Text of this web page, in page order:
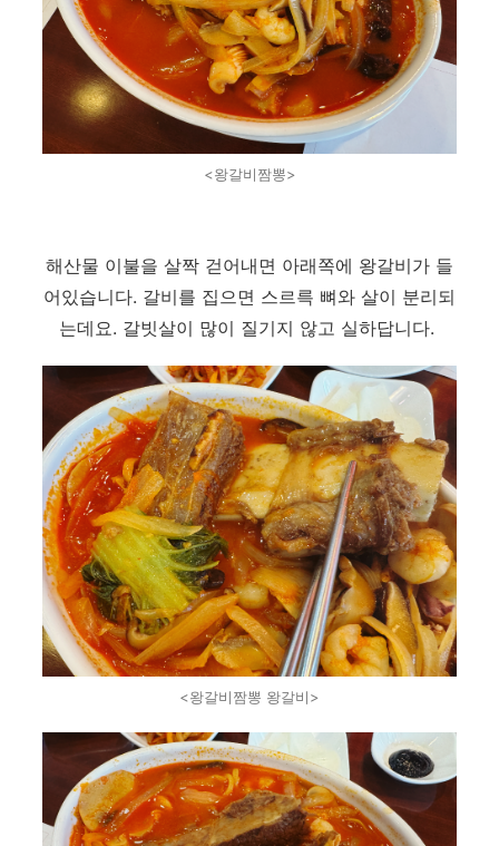
<왕갈비짬뽕>
해산물 이불을 살짝 걷어내면 아래쪽에 왕갈비가 들
어있습니다. 갈비를 집으면 스르륵 뼈와 살이 분리되
는데요. 갈빗살이 많이 질기지 않고 실하답니다.
<왕갈비짬뽕 왕갈비>